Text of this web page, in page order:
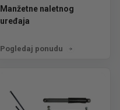
Manžetne naletnog
uređaja
Pogledaj ponudu